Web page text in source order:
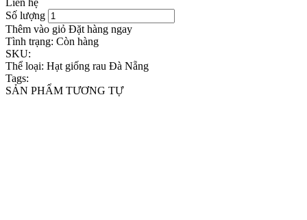
Số lượng
Thêm vào giỏ Đặt hàng ngay
Tình trạng: Còn hàng
SKU:
Thể loại: Hạt giống rau Đà Nẵng
Tags:
SẢN PHẨM TƯƠNG TỰ